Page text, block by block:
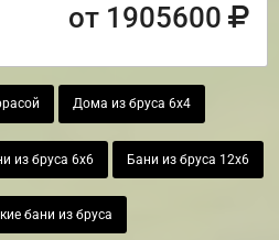
от 1905600
Дома из бруса 6х4
из бруса 6х6 Бани из бруса 12х6
бани из бруса